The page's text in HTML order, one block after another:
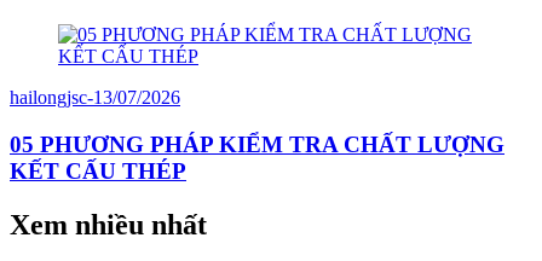
hailongjsc-13/07/2026
05 PHƯƠNG PHÁP KIỂM TRA CHẤT LƯỢNG
KẾT CẤU THÉP
Xem nhiều nhất